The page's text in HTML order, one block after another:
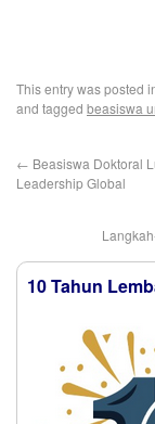
This entry was posted
and tagged beasiswa
← Beasiswa Doktoral
Leadership Global
10 Tahun